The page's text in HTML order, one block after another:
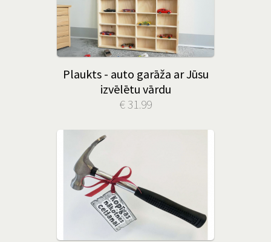
Plaukts - auto garāža ar Jūsu
izvēlētu vārdu
€ 31.99